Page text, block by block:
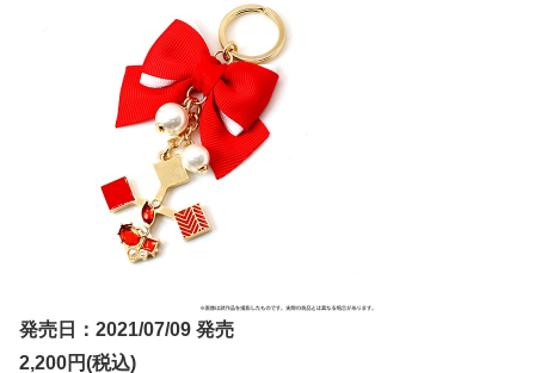
発売日：2021/07/09 発売
2,200円(税込)